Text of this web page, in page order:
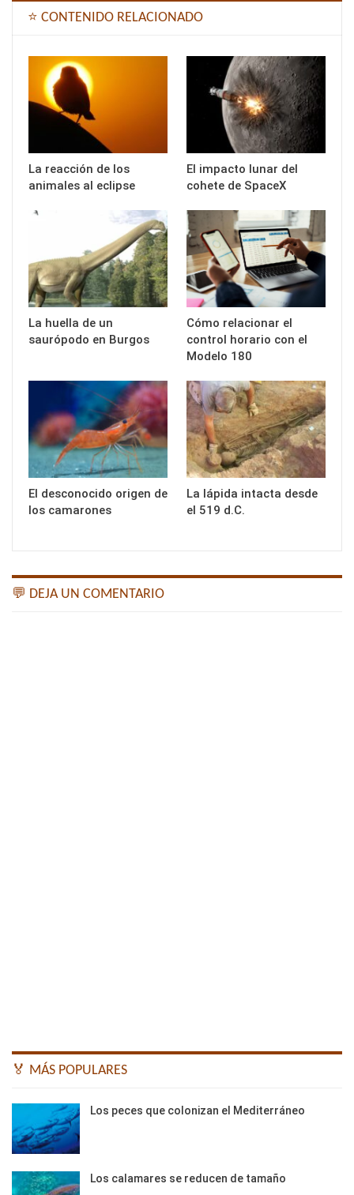
⭐ CONTENIDO RELACIONADO
La reacción de los
animales al eclipse
El impacto lunar del
cohete de SpaceX
La huella de un
saurópodo en Burgos
Cómo relacionar el
control horario con el
Modelo 180
El desconocido origen de
los camarones
La lápida intacta desde
el 519 d.C.
💬 DEJA UN COMENTARIO
🏅 MÁS POPULARES
Los peces que colonizan el Mediterráneo
Los calamares se reducen de tamaño